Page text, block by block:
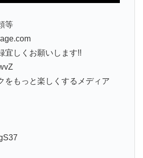
等
宜しくお願いします!!
をもっと楽しくするメディア